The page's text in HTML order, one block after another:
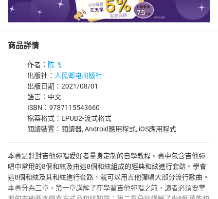
商品詳情
作者： 陈飞
出版社： 人民邮电出版社
出版日期：2021/08/01
語言：中文
ISBN：9787115543660
檔案格式：EPUB2-流式格式
閱讀裝置：閱讀器, Android應用程式, iOS應用程式
本書是針對吉他彈唱愛好者量身定制的自學教程。書中包含吉他彈
唱中常用的8個和絃及由這8個和絃組成的經典和絃進行套路。學會
這8個和絃及其和絃進行套路，就可以用吉他彈唱大部分流行歌曲。
本書分為三章，第一章講解了在學習吉他彈唱之前，讀者必須要掌